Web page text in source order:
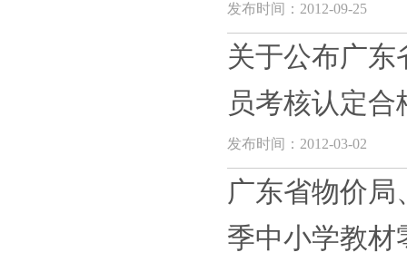
发布时间：2012-09-25
关于公布广
员考核认定
发布时间：2012-03-02
广东省物价局
季中小学教材